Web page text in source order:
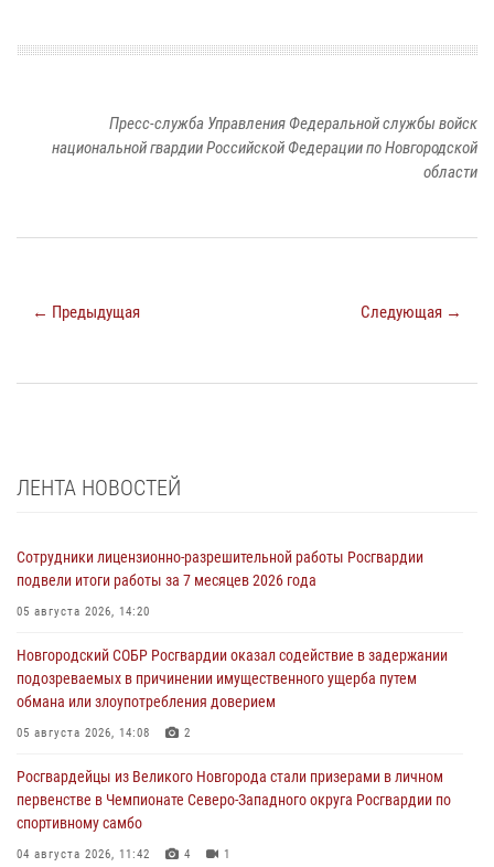
Пресс-служба Управления Федеральной службы войск
национальной гвардии Российской Федерации по Новгородской
области
← Предыдущая Следующая →
ЛЕНТА НОВОСТЕЙ
Сотрудники лицензионно-разрешительной работы Росгвардии
подвели итоги работы за 7 месяцев 2026 года
05 августа 2026, 14:20
Новгородский СОБР Росгвардии оказал содействие в задержании
подозреваемых в причинении имущественного ущерба путем
обмана или злоупотребления доверием
05 августа 2026, 14:08 2
Росгвардейцы из Великого Новгорода стали призерами в личном
первенстве в Чемпионате Северо-Западного округа Росгвардии по
спортивному самбо
04 августа 2026, 11:42 4 1